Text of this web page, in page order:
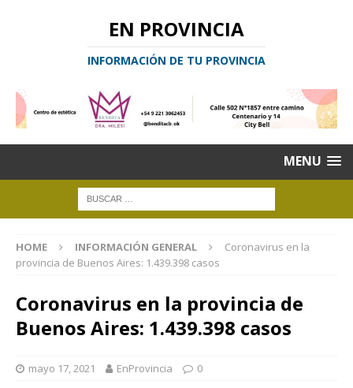
EN PROVINCIA
INFORMACIÓN DE TU PROVINCIA
MENU
HOME INFORMACIÓN GENERAL
Coronavirus en la
provincia de Buenos Aires: 1.439.398 casos
Coronavirus en la provincia de
Buenos Aires: 1.439.398 casos
mayo 17, 2021 EnProvincia 0